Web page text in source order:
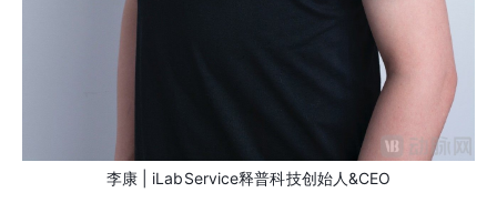
李康 | iLabService释普科技创始人&CEO